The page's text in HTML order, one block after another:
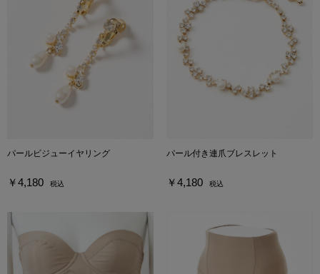
パールビジューイヤリング
￥4,180 税込
パール付き連爪ブレスレット
￥4,180 税込